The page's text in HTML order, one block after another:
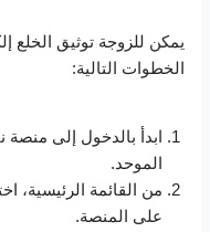
يمكن للزوجة توثيق الخلع
الخطوات التالية:
ابدأ بالدخول إلى
الموحد.
من القائمة الرئيسية،
على المنصة.